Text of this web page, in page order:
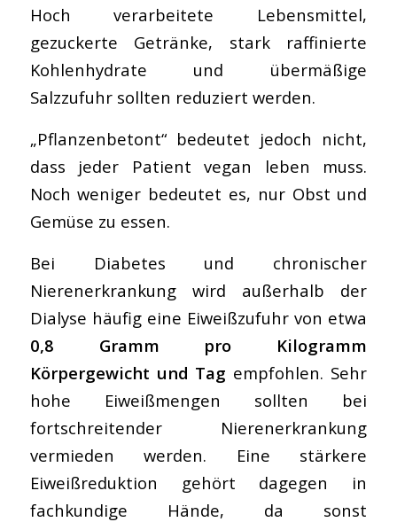
Hoch verarbeitete Lebensmittel,
gezuckerte Getränke, stark raffinierte
Kohlenhydrate und übermäßige
Salzzufuhr sollten reduziert werden.
„Pflanzenbetont“ bedeutet jedoch nicht,
dass jeder Patient vegan leben muss.
Noch weniger bedeutet es, nur Obst und
Gemüse zu essen.
Bei Diabetes und chronischer
Nierenerkrankung wird außerhalb der
Dialyse häufig eine Eiweißzufuhr von etwa
0,8 Gramm pro Kilogramm
Körpergewicht und Tag empfohlen. Sehr
hohe Eiweißmengen sollten bei
fortschreitender Nierenerkrankung
vermieden werden. Eine stärkere
Eiweißreduktion gehört dagegen in
fachkundige Hände, da sonst